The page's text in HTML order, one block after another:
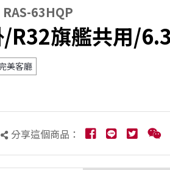
RAS-63HQP
R32旗艦共用/
美客廳
分享這個商品：